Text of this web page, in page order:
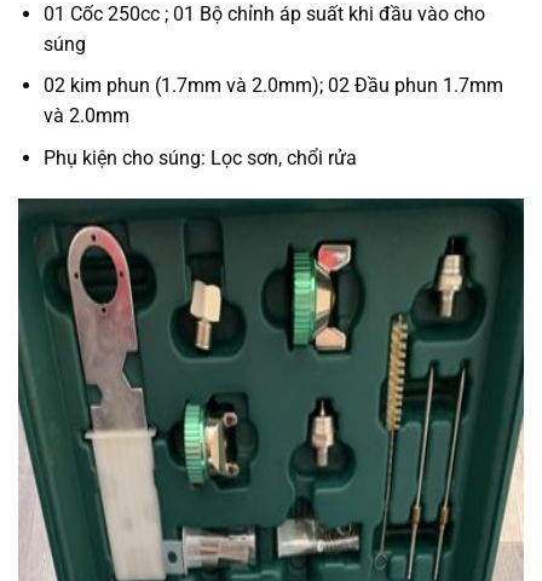
01 Cốc 250cc ; 01 Bộ chỉnh áp suất khi đầu vào cho
súng
02 kim phun (1.7mm và 2.0mm); 02 Đầu phun 1.7mm
và 2.0mm
Phụ kiện cho súng: Lọc sơn, chổi rửa